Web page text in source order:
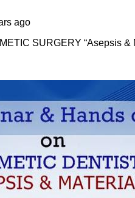
ago
SURGERY “Asepsis &